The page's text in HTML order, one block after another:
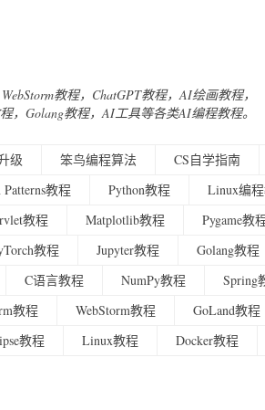
教程，ChatGPT教程，AI绘画教程，
，Golang教程，AI工具等各类AI编程教程。
级 笨鸟编程算法 CS自学指南
Patterns教程 Python教程 Linux编
教程 Matplotlib教程 Pygame教
教程 Jupyter教程 Golang教程
C语言教程 NumPy教程 Spring
教程 WebStorm教程 GoLand教程
教程 Linux教程 Docker教程